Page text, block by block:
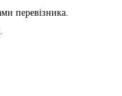
перевізника.